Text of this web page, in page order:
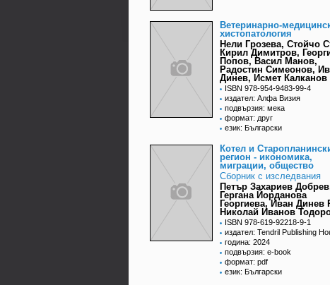
Ветеринарно-
хистопатология
Нели Грозева, Стойчо
Кирил Димитров,
Попов, Васил Манов,
Радостин Симеонов,
Динев, Исмет Калканов
ISBN 978-954-9483-99-4
издател: Алфа Визия
подвързия: мека
формат: друг
език: Български
Котел и
регион - икономика,
миграции, общество
Сборник с изследвания
Петър Захариев
Гергана Йорданова
Георгиева, Иван Динев
Николай Иванов
ISBN 978-619-92218-9-1
издател: Tendril Publishing
година: 2024
подвързия: e-book
формат: pdf
език: Български